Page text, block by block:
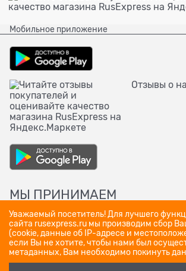
Мобильное приложение
Отзывы о
МЫ ПРИНИМАЕМ
Уважаемый посетитель! Для лучшего
сайта rusexpress.ru мы производим сбор
(cookie, данные об IP-адресе и
если Вы не хотите, чтобы нами был
метаданных, Вам необходимо покинуть